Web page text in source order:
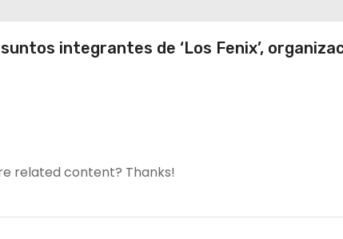
integrantes de ‘Los Fenix’,
related content? Thanks!